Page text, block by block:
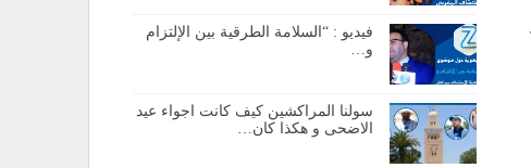
فيديو : “السلامة الطرقية بين الإلتزام
و…
سولنا المراكشين كيف كانت اجواء عيد
الاضحى و هكذا كان…